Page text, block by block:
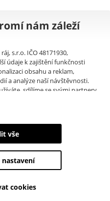
nám záleží
s.r.o. IČO 48171930,
údaje k zajištění funkčnosti
obsahu a reklam,
a analýze naší návštěvnosti.
sdílíme se svými partnery
používá. Partneři tyto
toho, že používáte jejich
data z dalších úložišť, IP
prohlížením webu. Svůj souhlas
vše
cookies